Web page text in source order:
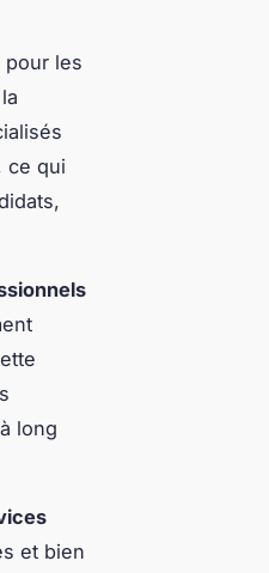
pour les
ce qui
long
et bien